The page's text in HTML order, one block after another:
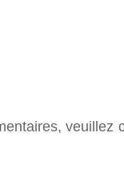
veuillez